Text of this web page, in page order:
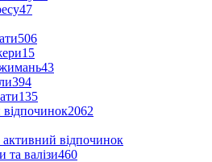
47
506
15
43
394
135
2062
відпочинок
та валізи460